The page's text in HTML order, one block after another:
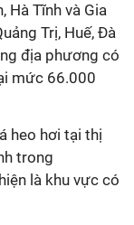
Hà Tĩnh và Gia
Trị, Huế, Đà
địa phương có
mức 66.000
heo hơi tại thị
trong
là khu vực có